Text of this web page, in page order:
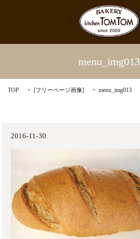
menu_img013
TOP [フリーページ画像] menu_img013
2016-11-30